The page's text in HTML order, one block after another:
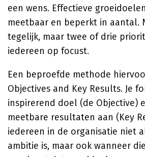
een wens. Effectieve
meetbaar en beperkt in aantal.
tegelijk, maar twee of drie
iedereen op focust.
Een beproefde methode
Objectives and Key Results. Je
inspirerend doel (de Objective)
meetbare resultaten aan (Key
iedereen in de organisatie niet
ambitie is, maar ook wanneer